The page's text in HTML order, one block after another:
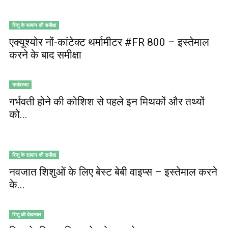
शिशु के सामान की समीक्षा
एक्यूश्योर नों-कांटेक्ट थर्मामीटर #FR 800 – इस्तेमाल
करने के बाद समीक्षा
गर्भावस्था
गर्भवती होने की कोशिश से पहले इन मिथकों और तथ्यों
को...
शिशु के सामान की समीक्षा
नवजात शिशुओं के लिए बेस्ट बेबी वाइप्स – इस्तेमाल करने
के...
शिशु की देखभाल